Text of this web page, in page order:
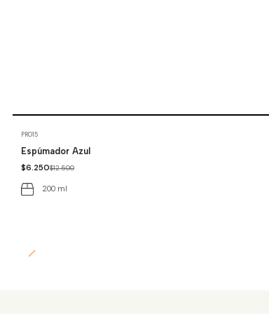
-50%
PR015
Espúmador Azul
$6.250$12.500
200 ml